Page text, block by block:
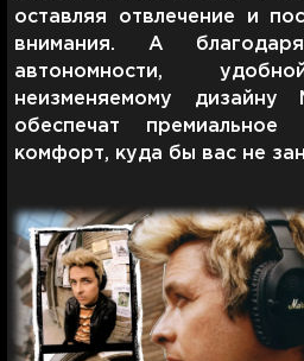
оставляя отвлечение и
внимания. А благодаря
автономности,
неизменяемому дизайну
обеспечат
комфорт, куда бы вас не